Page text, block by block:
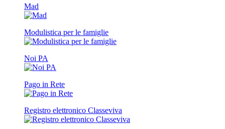
Mad
Modulistica per le famiglie
Noi PA
Pago in Rete
Registro elettronico Classeviva